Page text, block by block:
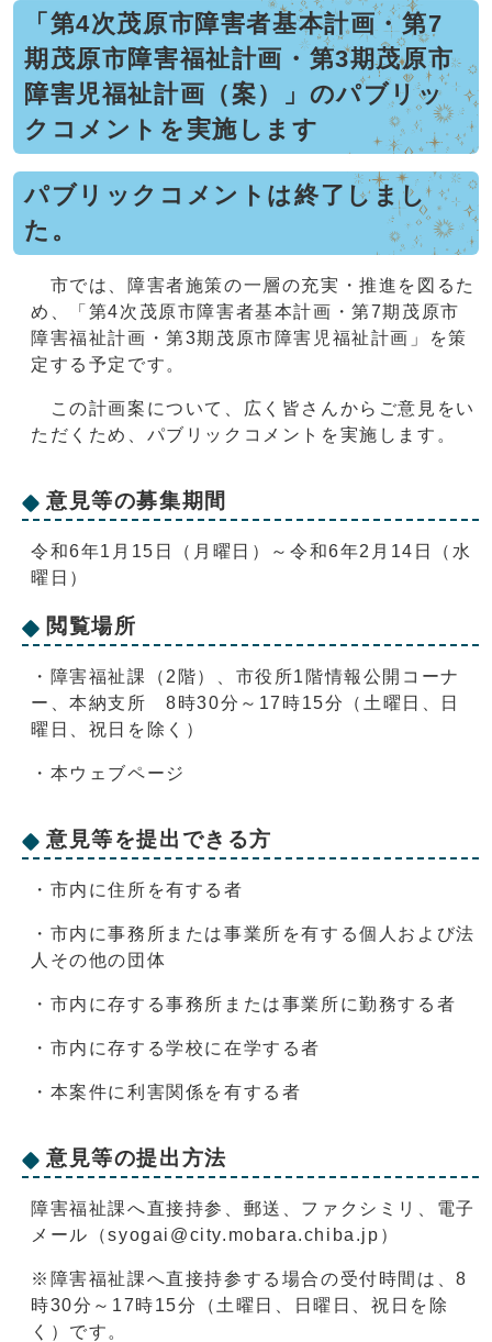
「第4次茂原市障害者基本計画・第7
期茂原市障害福祉計画・第3期茂原市
障害児福祉計画（案）」のパブリッ
クコメントを実施します
パブリックコメントは終了しまし
た。
市では、障害者施策の一層の充実・推進を図るた
め、「第4次茂原市障害者基本計画・第7期茂原市
障害福祉計画・第3期茂原市障害児福祉計画」を策
定する予定です。
この計画案について、広く皆さんからご意見をい
ただくため、パブリックコメントを実施します。
意見等の募集期間
令和6年1月15日（月曜日）～令和6年2月14日（水
曜日）
閲覧場所
・障害福祉課（2階）、市役所1階情報公開コーナ
ー、本納支所 8時30分～17時15分（土曜日、日
曜日、祝日を除く）
・本ウェブページ
意見等を提出できる方
・市内に住所を有する者
・市内に事務所または事業所を有する個人および法
人その他の団体
・市内に存する事務所または事業所に勤務する者
・市内に存する学校に在学する者
・本案件に利害関係を有する者
意見等の提出方法
障害福祉課へ直接持参、郵送、ファクシミリ、電子
メール（syogai@city.mobara.chiba.jp）
※障害福祉課へ直接持参する場合の受付時間は、8
時30分～17時15分（土曜日、日曜日、祝日を除
く）です。